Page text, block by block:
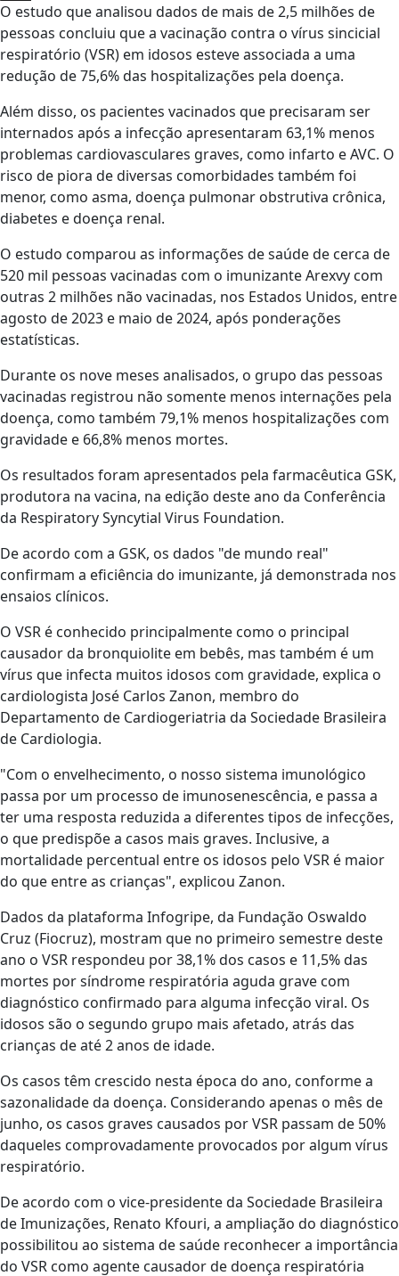
O estudo que analisou dados de mais de 2,5 milhões de
pessoas concluiu que a vacinação contra o vírus sincicial
respiratório (VSR) em idosos esteve associada a uma
redução de 75,6% das hospitalizações pela doença.
Além disso, os pacientes vacinados que precisaram ser
internados após a infecção apresentaram 63,1% menos
problemas cardiovasculares graves, como infarto e AVC. O
risco de piora de diversas comorbidades também foi
menor, como asma, doença pulmonar obstrutiva crônica,
diabetes e doença renal.
O estudo comparou as informações de saúde de cerca de
520 mil pessoas vacinadas com o imunizante Arexvy com
outras 2 milhões não vacinadas, nos Estados Unidos, entre
agosto de 2023 e maio de 2024, após ponderações
estatísticas.
Durante os nove meses analisados, o grupo das pessoas
vacinadas registrou não somente menos internações pela
doença, como também 79,1% menos hospitalizações com
gravidade e 66,8% menos mortes.
Os resultados foram apresentados pela farmacêutica GSK,
produtora na vacina, na edição deste ano da Conferência
da Respiratory Syncytial Virus Foundation.
De acordo com a GSK, os dados "de mundo real"
confirmam a eficiência do imunizante, já demonstrada nos
ensaios clínicos.
O VSR é conhecido principalmente como o principal
causador da bronquiolite em bebês, mas também é um
vírus que infecta muitos idosos com gravidade, explica o
cardiologista José Carlos Zanon, membro do
Departamento de Cardiogeriatria da Sociedade Brasileira
de Cardiologia.
"Com o envelhecimento, o nosso sistema imunológico
passa por um processo de imunosenescência, e passa a
ter uma resposta reduzida a diferentes tipos de infecções,
o que predispõe a casos mais graves. Inclusive, a
mortalidade percentual entre os idosos pelo VSR é maior
do que entre as crianças", explicou Zanon.
Dados da plataforma Infogripe, da Fundação Oswaldo
Cruz (Fiocruz), mostram que no primeiro semestre deste
ano o VSR respondeu por 38,1% dos casos e 11,5% das
mortes por síndrome respiratória aguda grave com
diagnóstico confirmado para alguma infecção viral. Os
idosos são o segundo grupo mais afetado, atrás das
crianças de até 2 anos de idade.
Os casos têm crescido nesta época do ano, conforme a
sazonalidade da doença. Considerando apenas o mês de
junho, os casos graves causados por VSR passam de 50%
daqueles comprovadamente provocados por algum vírus
respiratório.
De acordo com o vice-presidente da Sociedade Brasileira
de Imunizações, Renato Kfouri, a ampliação do diagnóstico
possibilitou ao sistema de saúde reconhecer a importância
do VSR como agente causador de doença respiratória